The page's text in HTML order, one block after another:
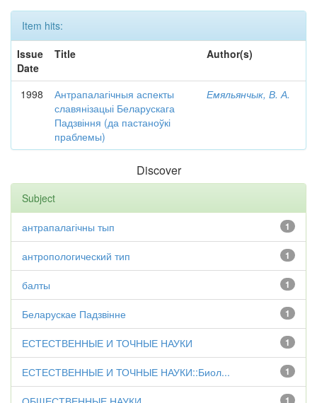
Item hits:
Issue
Date
Title Author(s)
1998
Антрапалагічныя аспекты
славянізацыі Беларускага
Падзвіння (да пастаноўкі
праблемы)
Емяльянчык, В. А.
Discover
Subject
1
антрапалагічны тып
1
антропологический тип
1
балты
1
Беларускае Падзвінне
1
ЕСТЕСТВЕННЫЕ И ТОЧНЫЕ НАУКИ
1
ЕСТЕСТВЕННЫЕ И ТОЧНЫЕ НАУКИ::Биол...
1